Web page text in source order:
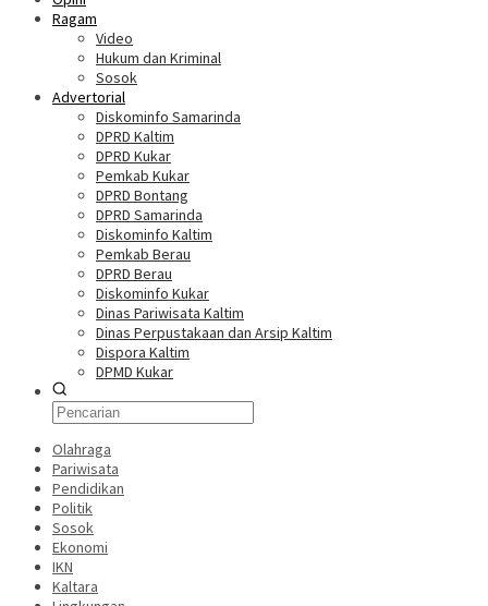
Ragam
Video
Hukum dan Kriminal
Sosok
Advertorial
Diskominfo Samarinda
DPRD Kaltim
DPRD Kukar
Pemkab Kukar
DPRD Bontang
DPRD Samarinda
Diskominfo Kaltim
Pemkab Berau
DPRD Berau
Diskominfo Kukar
Dinas Pariwisata Kaltim
Dinas Perpustakaan dan Arsip Kaltim
Dispora Kaltim
DPMD Kukar
Olahraga
Pariwisata
Pendidikan
Politik
Sosok
Ekonomi
IKN
Kaltara